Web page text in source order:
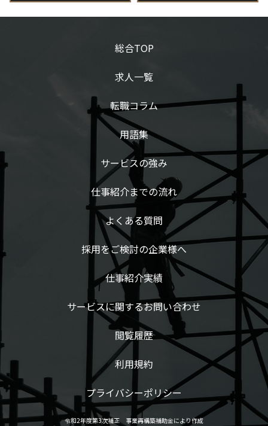
総合TOP
求人一覧
転職コラム
用語集
サービスの強み
仕事紹介までの流れ
よくある質問
採用をご検討の企業様へ
仕事紹介実績
サービスに関するお問い合わせ
閲覧履歴
利用規約
プライバシーポリシー
令和2年度第3次補正 事業再構築補助金により作成